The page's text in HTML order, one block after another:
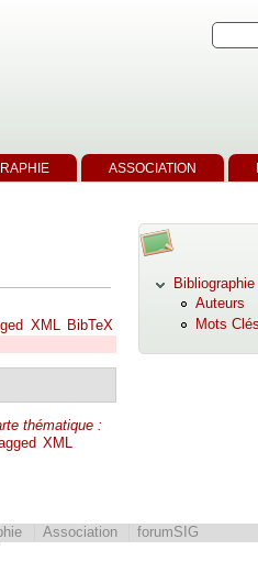
ASSOCIATION
XML BibTeX
thématique :
XML
Bibliographie
Auteurs
Mots Clés
Association forumSIG